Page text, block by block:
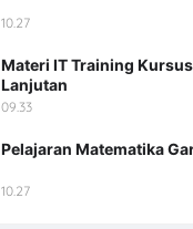
10.27
Materi IT Training
Lanjutan
09.33
Pelajaran Matematika
10.27